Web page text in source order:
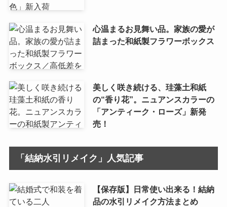
心温まるお見舞い品。家族の愛が
詰まった和紙製フラワーボックス
美しく咲き続ける、珪藻土和紙
の“香り花”。ニュアンスカラーの
「アンティーク・ローズ」新発
売！
「結納水引リメイク」人気記事
【保存版】日常使い出来る！結納
品の水引リメイク方法まとめ